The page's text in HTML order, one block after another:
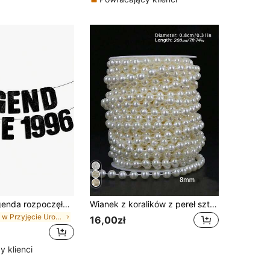
1 zestaw "Legenda rozpoczęła się w 1996 roku" – czarny brokatowy baner, dekoracja na 30. urodziny, unisex, zabawny znak na 30. urodziny, dekoracja na 30. urodziny, unisex, dekoracja na 30. rocznicę
w Przyjęcie Urodzinowe Banery i proporczyki
klienci
Wianek z koralików z pereł sztucznych 8 mm/10 mm w kolorze beżowym, elegancka girlanda z białych pereł, odpowiednia na śluby, dekoracje biżuteryjne na przyjęcia urodzinowe (beżowa), 2 m/5 m/8 m/10 m/15 m/20 m
16,00zł